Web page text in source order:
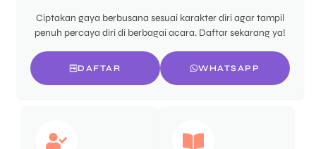
Ciptakan gaya berbusana sesuai karakter diri agar tampil
penuh percaya diri di berbagai acara. Daftar sekarang ya!
DAFTAR WHATSAPP